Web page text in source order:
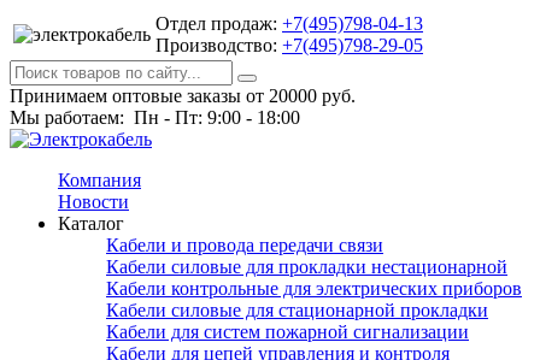
Отдел продаж: +7(495)798-04-13
Производство: +7(495)798-29-05
Принимаем оптовые заказы от 20000 руб.
Мы работаем: Пн - Пт: 9:00 - 18:00
Компания
Новости
Каталог
Кабели и провода передачи связи
Кабели силовые для прокладки нестационарной
Кабели контрольные для электрических приборов
Кабели силовые для стационарной прокладки
Кабели для систем пожарной сигнализации
Кабели для цепей управления и контроля